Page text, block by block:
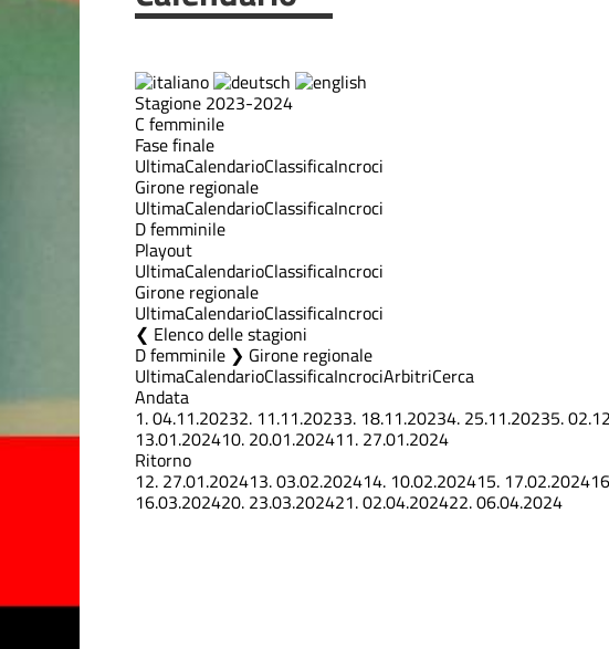
Stagione 2023-2024
C femminile
Fase finale
UltimaCalendarioClassificaIncroci
Girone regionale
UltimaCalendarioClassificaIncroci
D femminile
Playout
UltimaCalendarioClassificaIncroci
Girone regionale
UltimaCalendarioClassificaIncroci
Elenco delle stagioni
D femminile ❯ Girone regionale
UltimaCalendarioClassificaIncrociArbitriCerca
Andata
1.04.11.20232. 11.11.20233. 18.11.20234. 25.11.20235.
13.01.202410. 20.01.202411. 27.01.2024
Ritorno
12. 27.01.202413.03.02.202414. 10.02.202415. 17.02.2024
16.03.202420. 23.03.202421.02.04.202422.06.04.2024